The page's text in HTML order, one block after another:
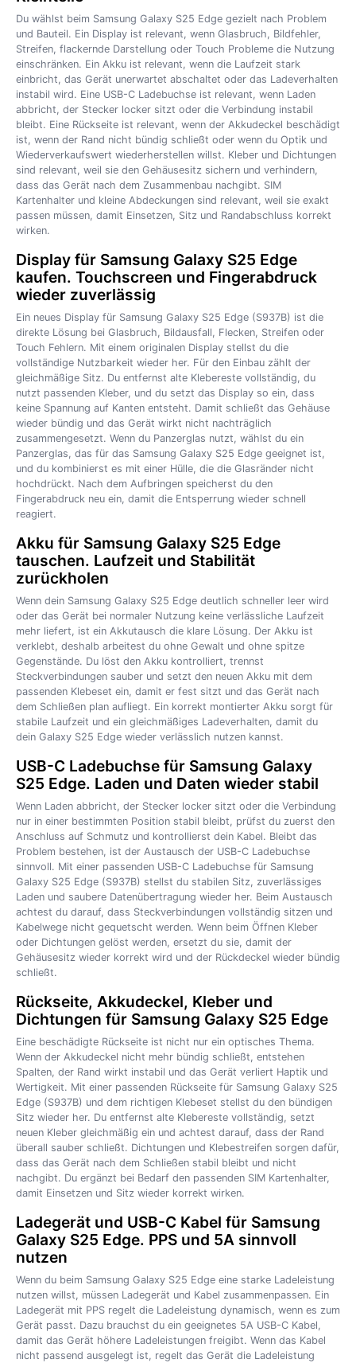
Du wählst beim Samsung Galaxy S25 Edge gezielt nach Problem
und Bauteil. Ein Display ist relevant, wenn Glasbruch, Bildfehler,
Streifen, flackernde Darstellung oder Touch Probleme die Nutzung
einschränken. Ein Akku ist relevant, wenn die Laufzeit stark
einbricht, das Gerät unerwartet abschaltet oder das Ladeverhalten
instabil wird. Eine USB-C Ladebuchse ist relevant, wenn Laden
abbricht, der Stecker locker sitzt oder die Verbindung instabil
bleibt. Eine Rückseite ist relevant, wenn der Akkudeckel beschädigt
ist, wenn der Rand nicht bündig schließt oder wenn du Optik und
Wiederverkaufswert wiederherstellen willst. Kleber und Dichtungen
sind relevant, weil sie den Gehäusesitz sichern und verhindern,
dass das Gerät nach dem Zusammenbau nachgibt. SIM
Kartenhalter und kleine Abdeckungen sind relevant, weil sie exakt
passen müssen, damit Einsetzen, Sitz und Randabschluss korrekt
wirken.
Display für Samsung Galaxy S25 Edge
kaufen. Touchscreen und Fingerabdruck
wieder zuverlässig
Ein neues Display für Samsung Galaxy S25 Edge (S937B) ist die
direkte Lösung bei Glasbruch, Bildausfall, Flecken, Streifen oder
Touch Fehlern. Mit einem originalen Display stellst du die
vollständige Nutzbarkeit wieder her. Für den Einbau zählt der
gleichmäßige Sitz. Du entfernst alte Klebereste vollständig, du
nutzt passenden Kleber, und du setzt das Display so ein, dass
keine Spannung auf Kanten entsteht. Damit schließt das Gehäuse
wieder bündig und das Gerät wirkt nicht nachträglich
zusammengesetzt. Wenn du Panzerglas nutzt, wählst du ein
Panzerglas, das für das Samsung Galaxy S25 Edge geeignet ist,
und du kombinierst es mit einer Hülle, die die Glasränder nicht
hochdrückt. Nach dem Aufbringen speicherst du den
Fingerabdruck neu ein, damit die Entsperrung wieder schnell
reagiert.
Akku für Samsung Galaxy S25 Edge
tauschen. Laufzeit und Stabilität
zurückholen
Wenn dein Samsung Galaxy S25 Edge deutlich schneller leer wird
oder das Gerät bei normaler Nutzung keine verlässliche Laufzeit
mehr liefert, ist ein Akkutausch die klare Lösung. Der Akku ist
verklebt, deshalb arbeitest du ohne Gewalt und ohne spitze
Gegenstände. Du löst den Akku kontrolliert, trennst
Steckverbindungen sauber und setzt den neuen Akku mit dem
passenden Klebeset ein, damit er fest sitzt und das Gerät nach
dem Schließen plan aufliegt. Ein korrekt montierter Akku sorgt für
stabile Laufzeit und ein gleichmäßiges Ladeverhalten, damit du
dein Galaxy S25 Edge wieder verlässlich nutzen kannst.
USB-C Ladebuchse für Samsung Galaxy
S25 Edge. Laden und Daten wieder stabil
Wenn Laden abbricht, der Stecker locker sitzt oder die Verbindung
nur in einer bestimmten Position stabil bleibt, prüfst du zuerst den
Anschluss auf Schmutz und kontrollierst dein Kabel. Bleibt das
Problem bestehen, ist der Austausch der USB-C Ladebuchse
sinnvoll. Mit einer passenden USB-C Ladebuchse für Samsung
Galaxy S25 Edge (S937B) stellst du stabilen Sitz, zuverlässiges
Laden und saubere Datenübertragung wieder her. Beim Austausch
achtest du darauf, dass Steckverbindungen vollständig sitzen und
Kabelwege nicht gequetscht werden. Wenn beim Öffnen Kleber
oder Dichtungen gelöst werden, ersetzt du sie, damit der
Gehäusesitz wieder korrekt wird und der Rückdeckel wieder bündig
schließt.
Rückseite, Akkudeckel, Kleber und
Dichtungen für Samsung Galaxy S25 Edge
Eine beschädigte Rückseite ist nicht nur ein optisches Thema.
Wenn der Akkudeckel nicht mehr bündig schließt, entstehen
Spalten, der Rand wirkt instabil und das Gerät verliert Haptik und
Wertigkeit. Mit einer passenden Rückseite für Samsung Galaxy S25
Edge (S937B) und dem richtigen Klebeset stellst du den bündigen
Sitz wieder her. Du entfernst alte Klebereste vollständig, setzt
neuen Kleber gleichmäßig ein und achtest darauf, dass der Rand
überall sauber schließt. Dichtungen und Klebestreifen sorgen dafür,
dass das Gerät nach dem Schließen stabil bleibt und nicht
nachgibt. Du ergänzt bei Bedarf den passenden SIM Kartenhalter,
damit Einsetzen und Sitz wieder korrekt wirken.
Ladegerät und USB-C Kabel für Samsung
Galaxy S25 Edge. PPS und 5A sinnvoll
nutzen
Wenn du beim Samsung Galaxy S25 Edge eine starke Ladeleistung
nutzen willst, müssen Ladegerät und Kabel zusammenpassen. Ein
Ladegerät mit PPS regelt die Ladeleistung dynamisch, wenn es zum
Gerät passt. Dazu brauchst du ein geeignetes 5A USB-C Kabel,
damit das Gerät höhere Ladeleistungen freigibt. Wenn das Kabel
nicht passend ausgelegt ist, regelt das Gerät die Ladeleistung